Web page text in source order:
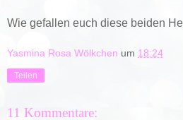
Wie gefallen euch diese beiden
Yasmina Rosa Wölkchen um 18:24
Teilen
11 Kommentare: